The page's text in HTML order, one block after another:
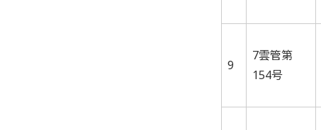
9
7雲管第
154号